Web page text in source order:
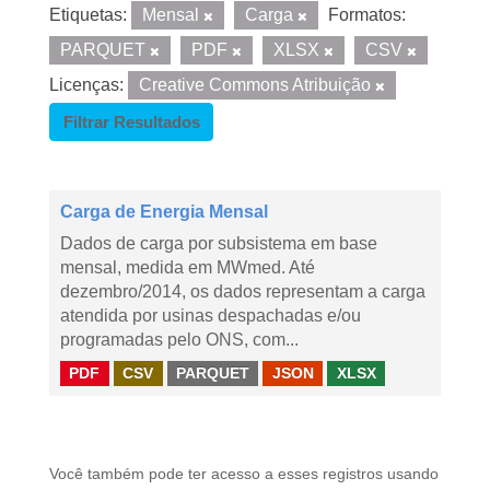
Etiquetas: Mensal Carga
Formatos:
PARQUET
PDF XLSX
CSV
Licenças:
Creative Commons Atribuição
Filtrar Resultados
Carga de Energia Mensal
Dados de carga por subsistema em base
mensal, medida em MWmed. Até
dezembro/2014, os dados representam a carga
atendida por usinas despachadas e/ou
programadas pelo ONS, com...
PDF CSV PARQUET JSON XLSX
Você também pode ter acesso a esses registros usando